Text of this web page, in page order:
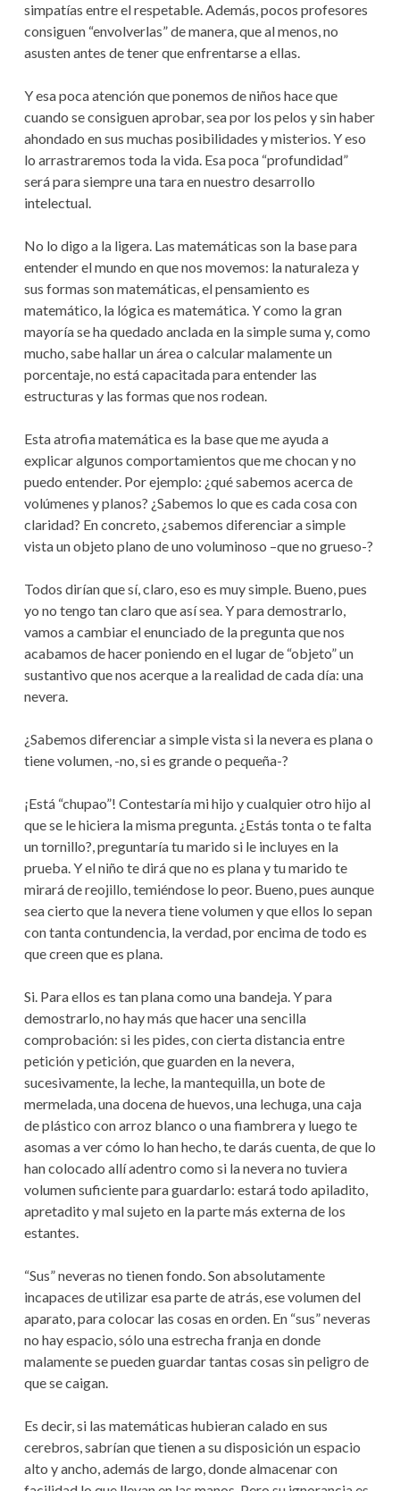
simpatías entre el respetable. Además, pocos profesores
consiguen “envolverlas” de manera, que al menos, no
asusten antes de tener que enfrentarse a ellas.
Y esa poca atención que ponemos de niños hace que
cuando se consiguen aprobar, sea por los pelos y sin haber
ahondado en sus muchas posibilidades y misterios. Y eso
lo arrastraremos toda la vida. Esa poca “profundidad”
será para siempre una tara en nuestro desarrollo
intelectual.
No lo digo a la ligera. Las matemáticas son la base para
entender el mundo en que nos movemos: la naturaleza y
sus formas son matemáticas, el pensamiento es
matemático, la lógica es matemática. Y como la gran
mayoría se ha quedado anclada en la simple suma y, como
mucho, sabe hallar un área o calcular malamente un
porcentaje, no está capacitada para entender las
estructuras y las formas que nos rodean.
Esta atrofia matemática es la base que me ayuda a
explicar algunos comportamientos que me chocan y no
puedo entender. Por ejemplo: ¿qué sabemos acerca de
volúmenes y planos? ¿Sabemos lo que es cada cosa con
claridad? En concreto, ¿sabemos diferenciar a simple
vista un objeto plano de uno voluminoso –que no grueso-?
Todos dirían que sí, claro, eso es muy simple. Bueno, pues
yo no tengo tan claro que así sea. Y para demostrarlo,
vamos a cambiar el enunciado de la pregunta que nos
acabamos de hacer poniendo en el lugar de “objeto” un
sustantivo que nos acerque a la realidad de cada día: una
nevera.
¿Sabemos diferenciar a simple vista si la nevera es plana o
tiene volumen, -no, si es grande o pequeña-?
¡Está “chupao”! Contestaría mi hijo y cualquier otro hijo al
que se le hiciera la misma pregunta. ¿Estás tonta o te falta
un tornillo?, preguntaría tu marido si le incluyes en la
prueba. Y el niño te dirá que no es plana y tu marido te
mirará de reojillo, temiéndose lo peor. Bueno, pues aunque
sea cierto que la nevera tiene volumen y que ellos lo sepan
con tanta contundencia, la verdad, por encima de todo es
que creen que es plana.
Si. Para ellos es tan plana como una bandeja. Y para
demostrarlo, no hay más que hacer una sencilla
comprobación: si les pides, con cierta distancia entre
petición y petición, que guarden en la nevera,
sucesivamente, la leche, la mantequilla, un bote de
mermelada, una docena de huevos, una lechuga, una caja
de plástico con arroz blanco o una fiambrera y luego te
asomas a ver cómo lo han hecho, te darás cuenta, de que lo
han colocado allí adentro como si la nevera no tuviera
volumen suficiente para guardarlo: estará todo apiladito,
apretadito y mal sujeto en la parte más externa de los
estantes.
“Sus” neveras no tienen fondo. Son absolutamente
incapaces de utilizar esa parte de atrás, ese volumen del
aparato, para colocar las cosas en orden. En “sus” neveras
no hay espacio, sólo una estrecha franja en donde
malamente se pueden guardar tantas cosas sin peligro de
que se caigan.
Es decir, si las matemáticas hubieran calado en sus
cerebros, sabrían que tienen a su disposición un espacio
alto y ancho, además de largo, donde almacenar con